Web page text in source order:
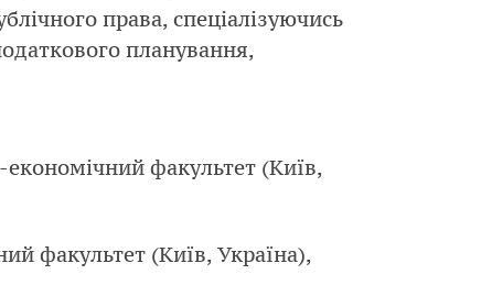
права, спеціалізуючись
планування,
факультет (Київ,
факультет (Київ, Україна),